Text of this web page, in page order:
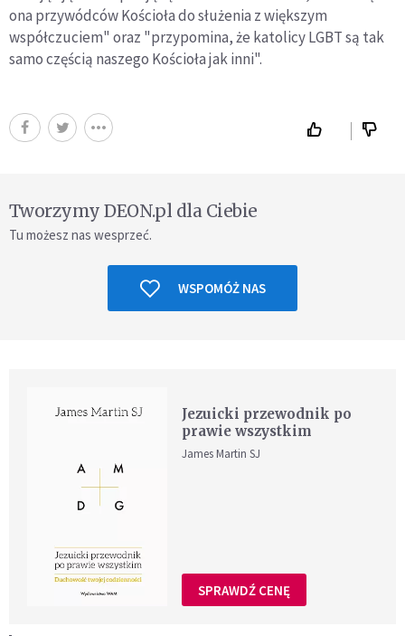
ona przywódców Kościoła do służenia z większym
współczuciem" oraz "przypomina, że katolicy LGBT są tak
samo częścią naszego Kościoła jak inni".
Tworzymy DEON.pl dla Ciebie
Tu możesz nas wesprzeć.
WSPOMÓŻ NAS
Jezuicki przewodnik po
prawie wszystkim
James Martin SJ
SPRAWDŹ CENĘ